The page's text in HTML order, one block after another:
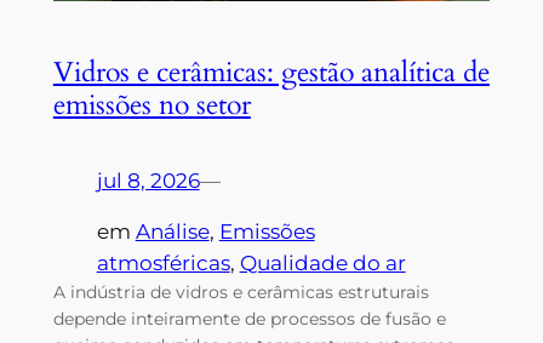
Vidros e cerâmicas: gestão analítica de
emissões no setor
jul 8, 2026—
em Análise, Emissões
atmosféricas, Qualidade do ar
A indústria de vidros e cerâmicas estruturais
depende inteiramente de processos de fusão e